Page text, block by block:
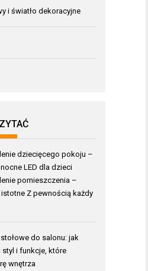
i światło dekoracyjne
dziecięcego pokoju –
LED dla dzieci
pomieszczenia –
Z pewnością każdy
do salonu: jak
styl i funkcje, które
wnętrza